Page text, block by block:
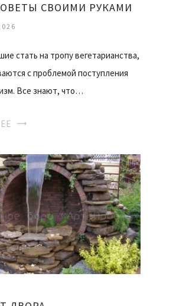
СВОИМИ РУКАМИ
стать на тропу вегетарианства,
с проблемой поступления
Все знают, что…